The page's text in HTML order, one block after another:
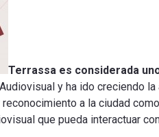
Terrassa es considerada
y ha ido creciendo
a la ciudad
que pueda interactuar